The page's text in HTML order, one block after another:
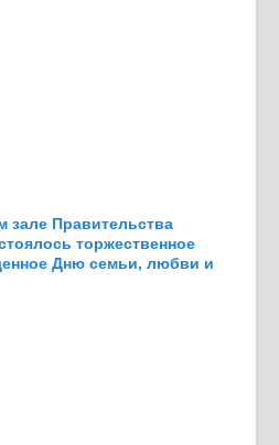
зале Правительства
торжественное
Дню семьи, любви и